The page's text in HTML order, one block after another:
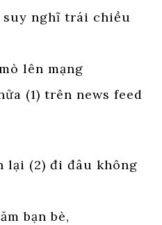
suy nghĩ trái chiều
lên mạng
(1) trên news feed
lại (2) đi đâu không
bạn bè,